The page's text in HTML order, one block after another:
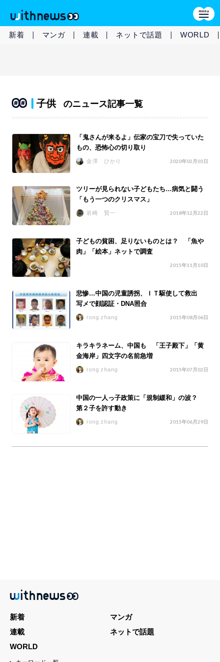
新着 マンガ 連載 ネットで話題 WORLD
子供 のニュース記事一覧
「鬼さんが来るよ」伝家の宝刀で失っていた
もの、恐怖心の切り取り
金澤 ひかり 2020年02月03日
ツリーが見られない子どもたち…病気と闘う
「もう一つのクリスマス」
岩崎 賢一 2018年12月22日
子どもの貧困、足りないものとは？ 「魚や
肉」「絵本」ネットで調査
2015年11月10日
悲惨…中国の児童誘拐、ＩＴ駆使して救出
写メで顔認証・DNA照合
rong zhang 2015年08月06日
キラキラネーム、中国も 「王子殿下」「黄
金海岸」四文字の名前急増
rong zhang 2015年07月02日
中国の一人っ子政策に「規制緩和」の波？
第２子を許す動き
rong zhang 2015年06月29日
新着
マンガ
連載
ネットで話題
WORLD